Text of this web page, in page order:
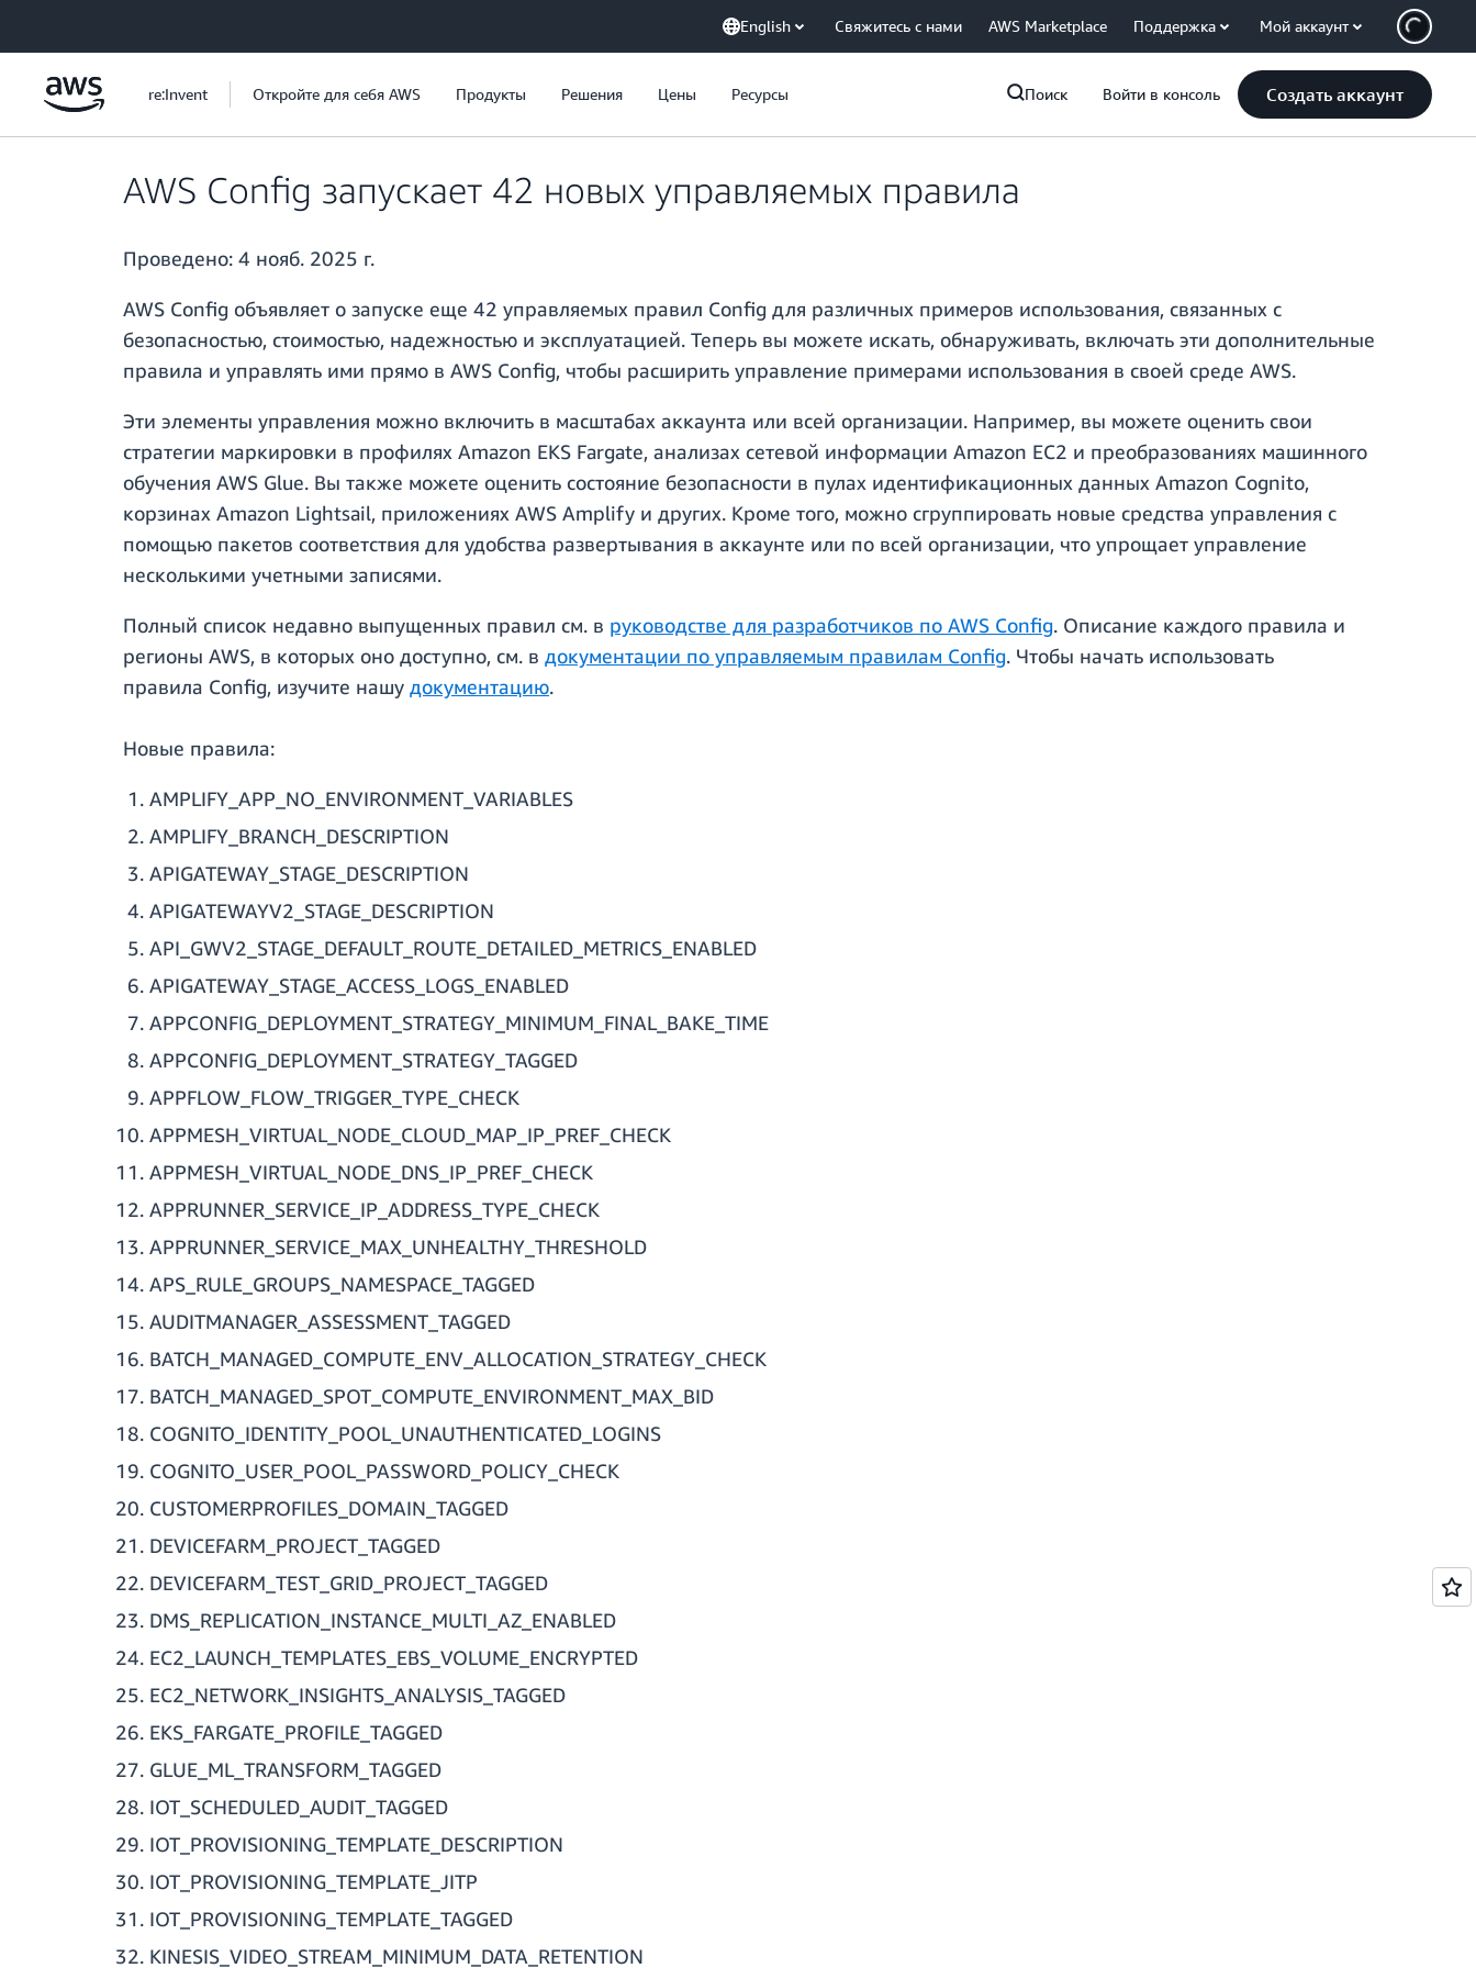
English Свяжитесь с нами AWS Marketplace Поддержка Мой аккаунт
re:Invent Откройте для себя AWS Продукты Решения Цены Ресурсы Поиск Войти в консоль Создать аккаунт
AWS Config запускает 42 новых управляемых правила
Проведено: 4 нояб. 2025 г.
AWS Config объявляет о запуске еще 42 управляемых правил Config для различных примеров использования, связанных с
безопасностью, стоимостью, надежностью и эксплуатацией. Теперь вы можете искать, обнаруживать, включать эти дополнительные
правила и управлять ими прямо в AWS Config, чтобы расширить управление примерами использования в своей среде AWS.
Эти элементы управления можно включить в масштабах аккаунта или всей организации. Например, вы можете оценить свои
стратегии маркировки в профилях Amazon EKS Fargate, анализах сетевой информации Amazon EC2 и преобразованиях машинного
обучения AWS Glue. Вы также можете оценить состояние безопасности в пулах идентификационных данных Amazon Cognito,
корзинах Amazon Lightsail, приложениях AWS Amplify и других. Кроме того, можно сгруппировать новые средства управления с
помощью пакетов соответствия для удобства развертывания в аккаунте или по всей организации, что упрощает управление
несколькими учетными записями.
Полный список недавно выпущенных правил см. в руководстве для разработчиков по AWS Config. Описание каждого правила и
регионы AWS, в которых оно доступно, см. в документации по управляемым правилам Config. Чтобы начать использовать
правила Config, изучите нашу документацию.
Новые правила:
AMPLIFY_APP_NO_ENVIRONMENT_VARIABLES
AMPLIFY_BRANCH_DESCRIPTION
APIGATEWAY_STAGE_DESCRIPTION
APIGATEWAYV2_STAGE_DESCRIPTION
API_GWV2_STAGE_DEFAULT_ROUTE_DETAILED_METRICS_ENABLED
APIGATEWAY_STAGE_ACCESS_LOGS_ENABLED
APPCONFIG_DEPLOYMENT_STRATEGY_MINIMUM_FINAL_BAKE_TIME
APPCONFIG_DEPLOYMENT_STRATEGY_TAGGED
APPFLOW_FLOW_TRIGGER_TYPE_CHECK
APPMESH_VIRTUAL_NODE_CLOUD_MAP_IP_PREF_CHECK
APPMESH_VIRTUAL_NODE_DNS_IP_PREF_CHECK
APPRUNNER_SERVICE_IP_ADDRESS_TYPE_CHECK
APPRUNNER_SERVICE_MAX_UNHEALTHY_THRESHOLD
APS_RULE_GROUPS_NAMESPACE_TAGGED
AUDITMANAGER_ASSESSMENT_TAGGED
BATCH_MANAGED_COMPUTE_ENV_ALLOCATION_STRATEGY_CHECK
BATCH_MANAGED_SPOT_COMPUTE_ENVIRONMENT_MAX_BID
COGNITO_IDENTITY_POOL_UNAUTHENTICATED_LOGINS
COGNITO_USER_POOL_PASSWORD_POLICY_CHECK
CUSTOMERPROFILES_DOMAIN_TAGGED
DEVICEFARM_PROJECT_TAGGED
DEVICEFARM_TEST_GRID_PROJECT_TAGGED
DMS_REPLICATION_INSTANCE_MULTI_AZ_ENABLED
EC2_LAUNCH_TEMPLATES_EBS_VOLUME_ENCRYPTED
EC2_NETWORK_INSIGHTS_ANALYSIS_TAGGED
EKS_FARGATE_PROFILE_TAGGED
GLUE_ML_TRANSFORM_TAGGED
IOT_SCHEDULED_AUDIT_TAGGED
IOT_PROVISIONING_TEMPLATE_DESCRIPTION
IOT_PROVISIONING_TEMPLATE_JITP
IOT_PROVISIONING_TEMPLATE_TAGGED
KINESIS_VIDEO_STREAM_MINIMUM_DATA_RETENTION